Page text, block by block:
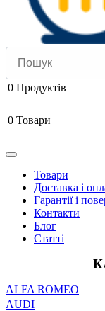
0 Продуктів
0 Товари
Товари
Доставка і
Гарантії і
Контакти
Блог
Статті
ALFA ROMEO
AUDI